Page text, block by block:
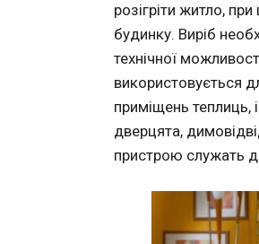
розігріти житло,
будинку. Виріб
технічної
використовується
приміщень теплиць,
дверцята,
пристрою служать